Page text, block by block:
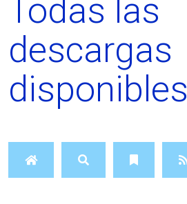
Todas las
descargas
disponibles